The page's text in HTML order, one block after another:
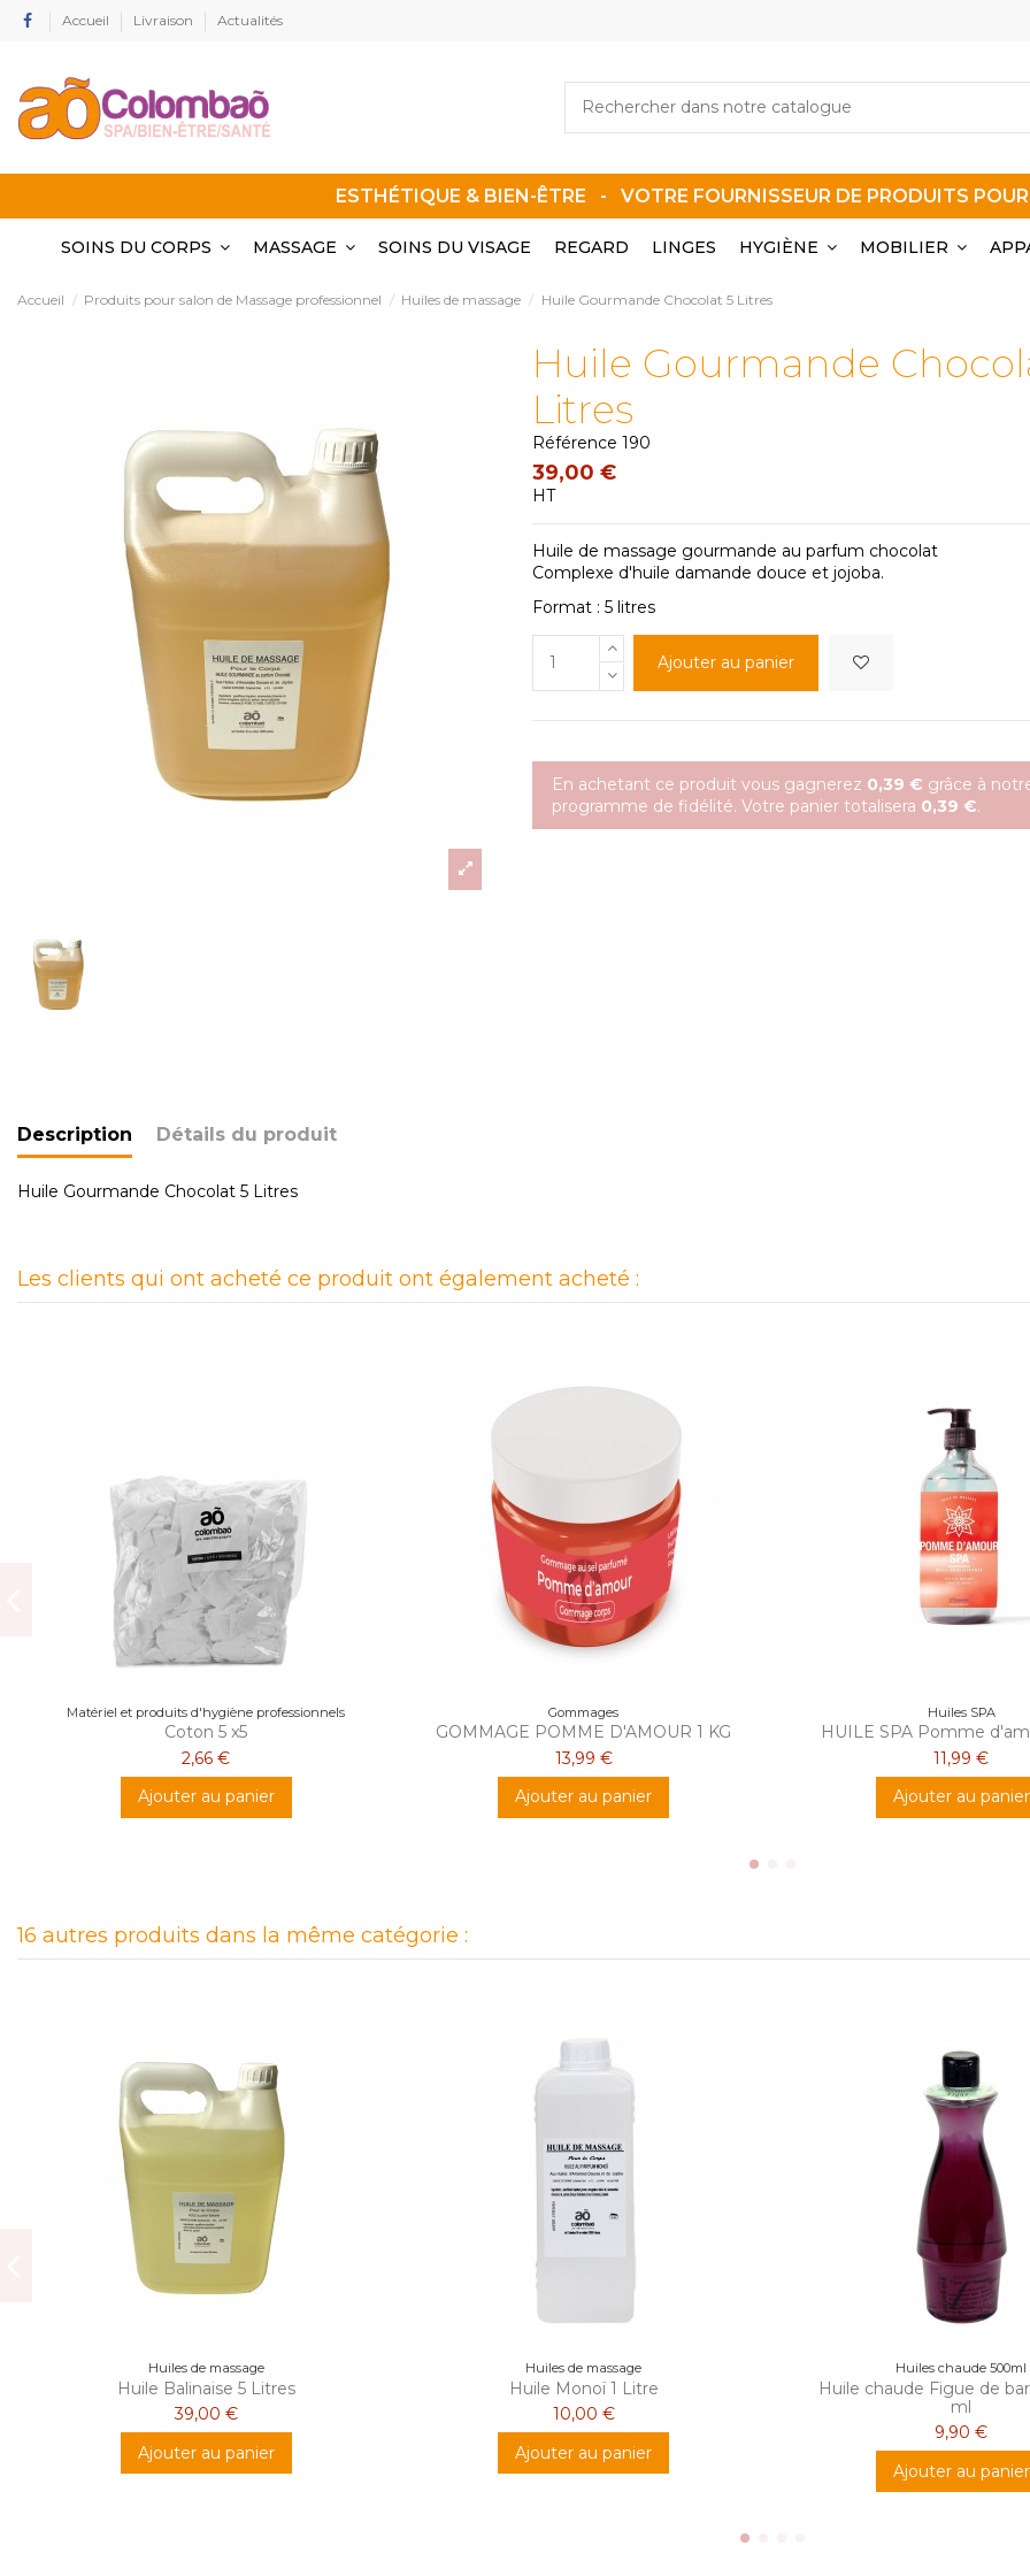
Accueil Livraison Actualités
ESTHÉTIQUE & BIEN-ÊTRE - VOTRE FOURNISSEUR DE PRODUITS
SOINS DU CORPS MASSAGE SOINS DU VISAGE REGARD LINGES HYGIÈNE MOBILIER
Accueil Produits pour salon de Massage professionnel Huiles de massage Huile Gourmande Chocolat 5 Litres
Huile Gourmande
Litres
Référence 190
39,00 €
HT
Huile de massage gourmande au parfum chocolat
Complexe d'huile damande douce et jojoba.
Format : 5 litres
Ajouter au panier
En achetant ce produit vous gagnerez 0,39 € grâce à
programme de fidélité. Votre panier totalisera 0,39 €.
Description Détails du produit
Huile Gourmande Chocolat 5 Litres
Les clients qui ont acheté ce produit ont également acheté :
Matériel et produits d'hygiène professionnels
Coton 5 x5
2,66 €
Ajouter au panier
Gommages
GOMMAGE POMME D'AMOUR 1 KG
13,99 €
Ajouter au panier
Huiles SPA
HUILE SPA Pomme
11,99 €
Ajouter au panier
16 autres produits dans la même catégorie :
Huiles de massage
Huile Balinaise 5 Litres
39,00 €
Ajouter au panier
Huiles de massage
Huile Monoï 1 Litre
10,00 €
Ajouter au panier
Huiles chaude 500ml
Huile chaude Figue de
ml
9,90 €
Ajouter au panier